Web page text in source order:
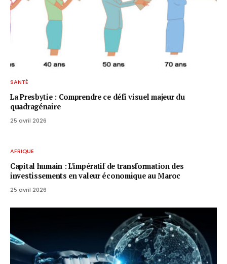
SANTÉ
La Presbytie : Comprendre ce défi visuel majeur du
quadragénaire
25 avril 2026
AFRIQUE
Capital humain : L’impératif de transformation des
investissements en valeur économique au Maroc
25 avril 2026